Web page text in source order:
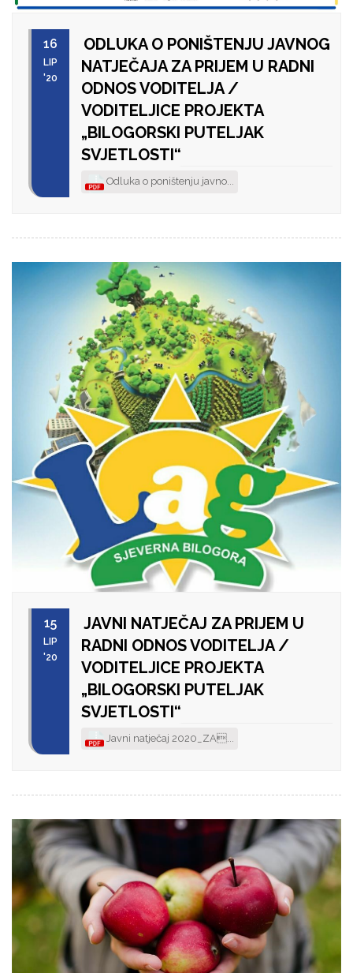
16
LIP
'20
ODLUKA O PONIŠTENJU JAVNOG
NATJEČAJA ZA PRIJEM U RADNI
ODNOS VODITELJA /
VODITELJICE PROJEKTA
„BILOGORSKI PUTELJAK
SVJETLOSTI“
Odluka o poništenju javno...
15
LIP
'20
JAVNI NATJEČAJ ZA PRIJEM U
RADNI ODNOS VODITELJA /
VODITELJICE PROJEKTA
„BILOGORSKI PUTELJAK
SVJETLOSTI“
Javni natječaj 2020_ZA...